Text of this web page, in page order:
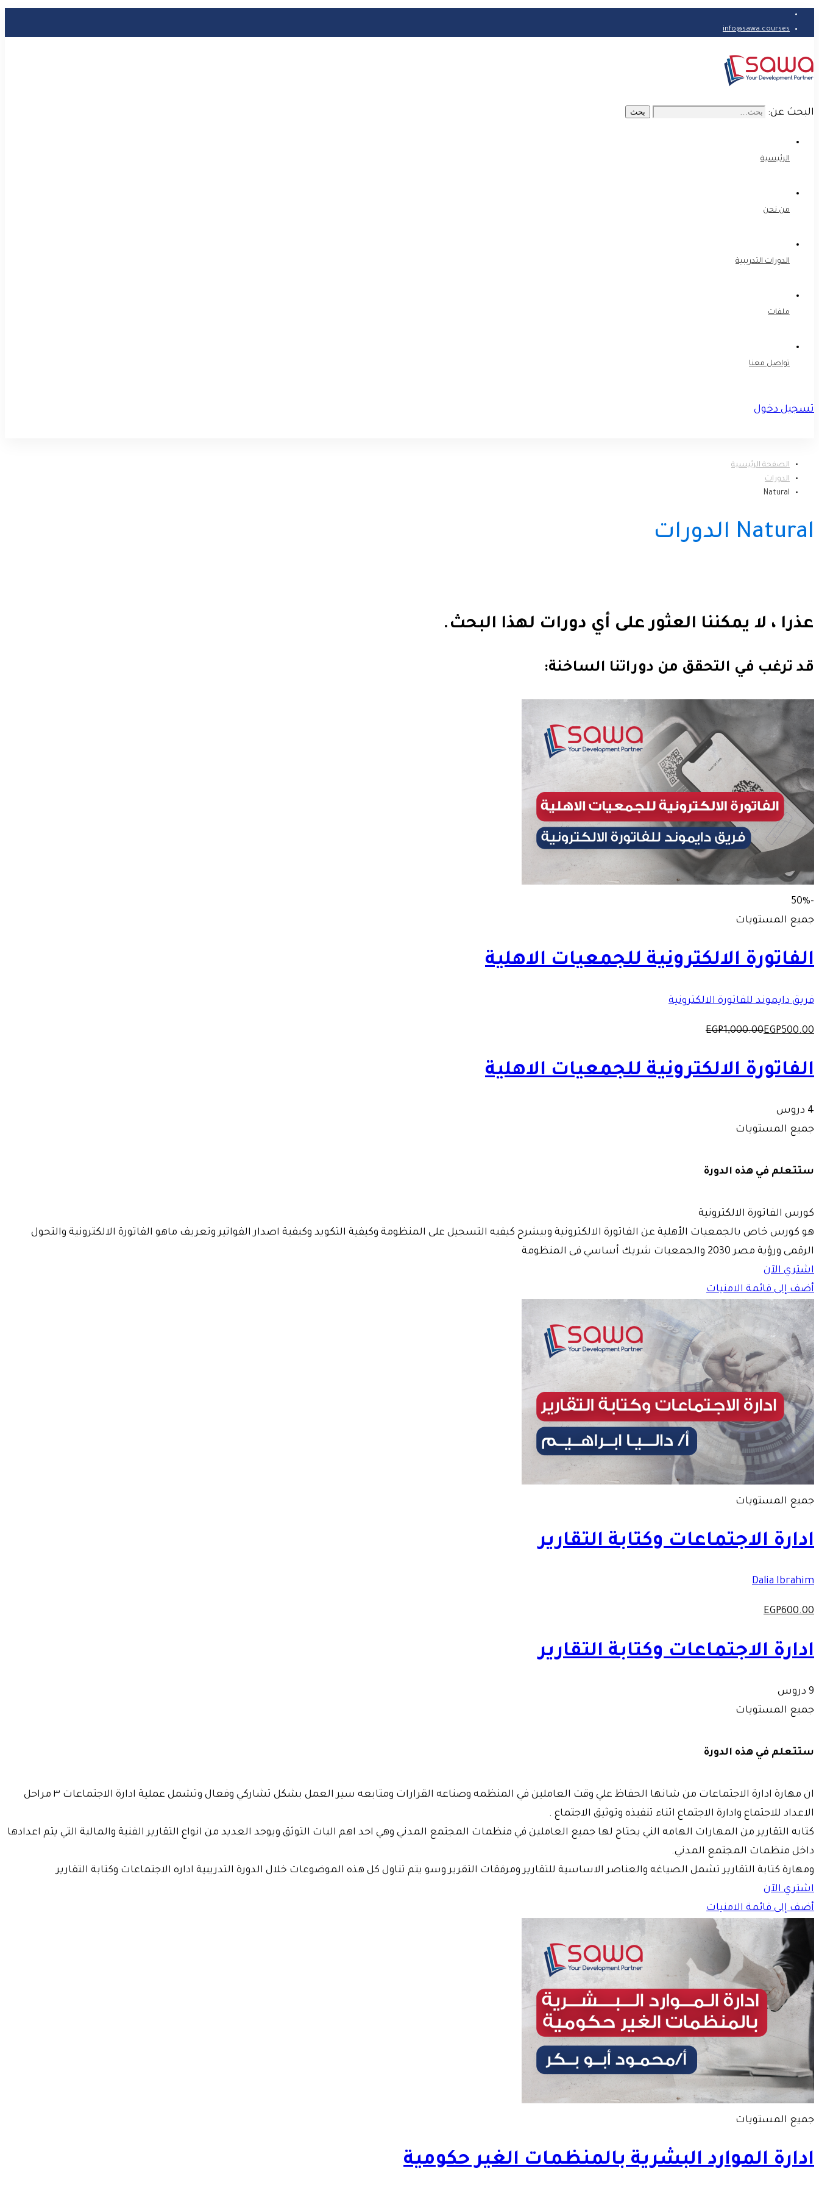
info@sawa.courses
البحث عن: بحث
الرئيسية
من نحن
الدورات التدريبية
ملفات
تواصل معنا
تسجيل دخول
الصفحة الرئيسية
الدورات
Natural
Natural الدورات
عذرا ، لا يمكننا العثور على أي دورات لهذا البحث.
قد ترغب في التحقق من دوراتنا الساخنة:
-50%
جميع المستويات
الفاتورة الالكترونية للجمعيات الاهلية
فريق دايموند للفاتورة الالكترونية
EGP500.00
EGP1,000.00
الفاتورة الالكترونية للجمعيات الاهلية
4 دروس
جميع المستويات
ستتعلم في هذه الدورة
كورس الفاتورة الالكترونية
هو كورس خاص بالجمعيات الأهلية عن الفاتورة الالكترونية وبيشرح كيفيه التسجيل على المنظومة وكيفية التكويد وكيفية اصدار الفواتير وتعريف ماهو الفاتورة الالكترونية والتحول
الرقمى ورؤية مصر 2030 والجمعيات شريك أساسي فى المنظومة
اشتري الآن
أضف إلى قائمة الامنيات
جميع المستويات
ادارة الاجتماعات وكتابة التقارير
Dalia Ibrahim
EGP600.00
ادارة الاجتماعات وكتابة التقارير
9 دروس
جميع المستويات
ستتعلم في هذه الدورة
ان مهارة ادارة الاجتماعات من شانها الحفاظ علي وقت العاملين في المنظمه وصناعه القرارات ومتابعه سير العمل بشكل تشاركي وفعال وتشمل عملية ادارة الاجتماعات ٣ مراحل
الاعداد للاجتماع وادارة الاجتماع اثناء تنفيذه وتوثيق الاجتماع .
كتابه التقارير من المهارات الهامه الني يحتاج لها جميع العاملين في منظمات المجتمع المدني وهي احد اهم اليات التوثق ويوجد العديد من انواع التقارير الفنية والمالية التي يتم اعدادها
داخل منظمات المجتمع المدني.
ومهارة كتابة التقارير تشمل الصياغه والعناصر الاساسية للتقارير ومرفقات التقرير وسو يتم تناول كل هذه الموضوعات خلال الدورة التدريبية اداره الاجتماعات وكتابة التقارير
اشتري الآن
أضف إلى قائمة الامنيات
جميع المستويات
ادارة الموارد البشرية بالمنظمات الغير حكومية